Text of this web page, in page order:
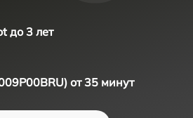
до 3 лет
от 35 минут